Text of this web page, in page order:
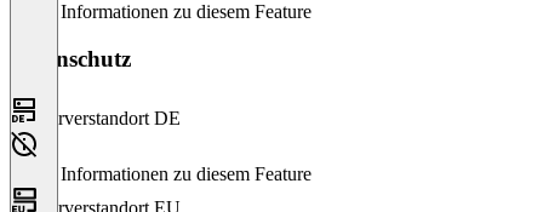
Keine Informationen zu diesem Feature
Datenschutz
Serverstandort DE
Keine Informationen zu diesem Feature
Serverstandort EU